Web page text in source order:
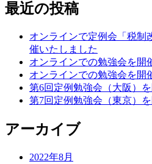
ビ
最近の投稿
オンラインで定例会「税制
催いたしました
オンラインでの勉強会を開
オンラインでの勉強会を開
第6回定例勉強会（大阪）
第7回定例勉強会（東京）
アーカイブ
2022年8月